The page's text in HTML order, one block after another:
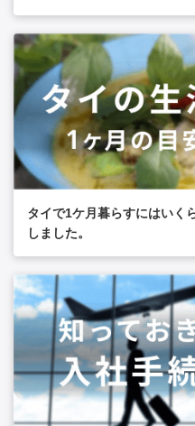
タイで1ケ月暮らすにはいく
しました。